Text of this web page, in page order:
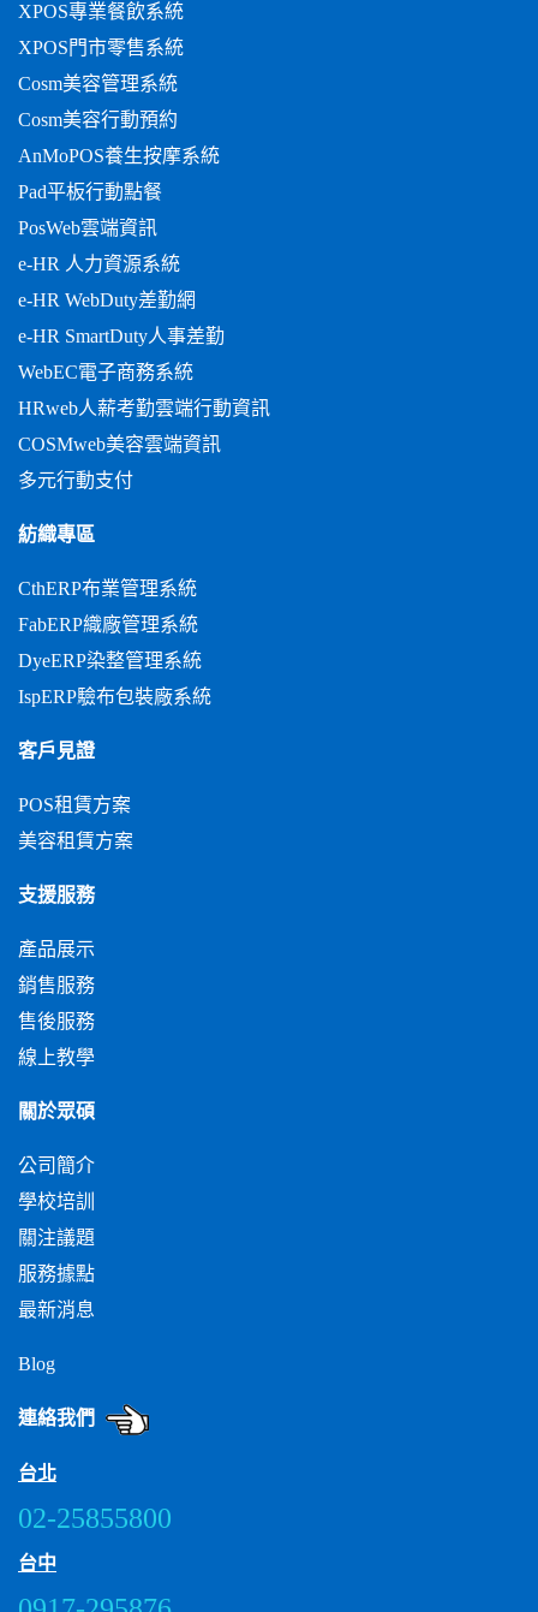
XPOS專業餐飲系統
XPOS門市零售系統
Cosm美容管理系統
Cosm美容行動預約
AnMoPOS養生按摩系統
Pad平板行動點餐
PosWeb雲端資訊
e-HR 人力資源系統
e-HR WebDuty差勤網
e-HR SmartDuty人事差勤
WebEC電子商務系統
HRweb人薪考勤雲端行動資訊
COSMweb美容雲端資訊
多元行動支付
紡織專區
CthERP布業管理系統
FabERP織廠管理系統
DyeERP染整管理系統
IspERP驗布包裝廠系統
客戶見證
POS租賃方案
美容租賃方案
支援服務
產品展示
銷售服務
售後服務
線上教學
關於眾碩
公司簡介
學校培訓
關注議題
服務據點
最新消息
Blog
連絡我們
台北
02-25855800
台中